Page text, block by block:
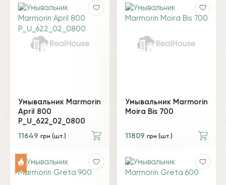
Умывальник Marmorin
April 800
P_U_622_02_0800
11649 грн (шт.)
Умывальник Marmorin
Moira Bis 700
11809 грн (шт.)